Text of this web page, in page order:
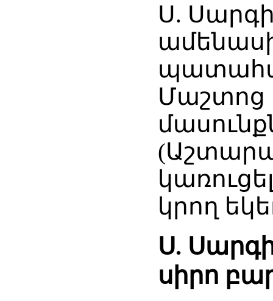
Ս.
կրող
Ս.
սիրո